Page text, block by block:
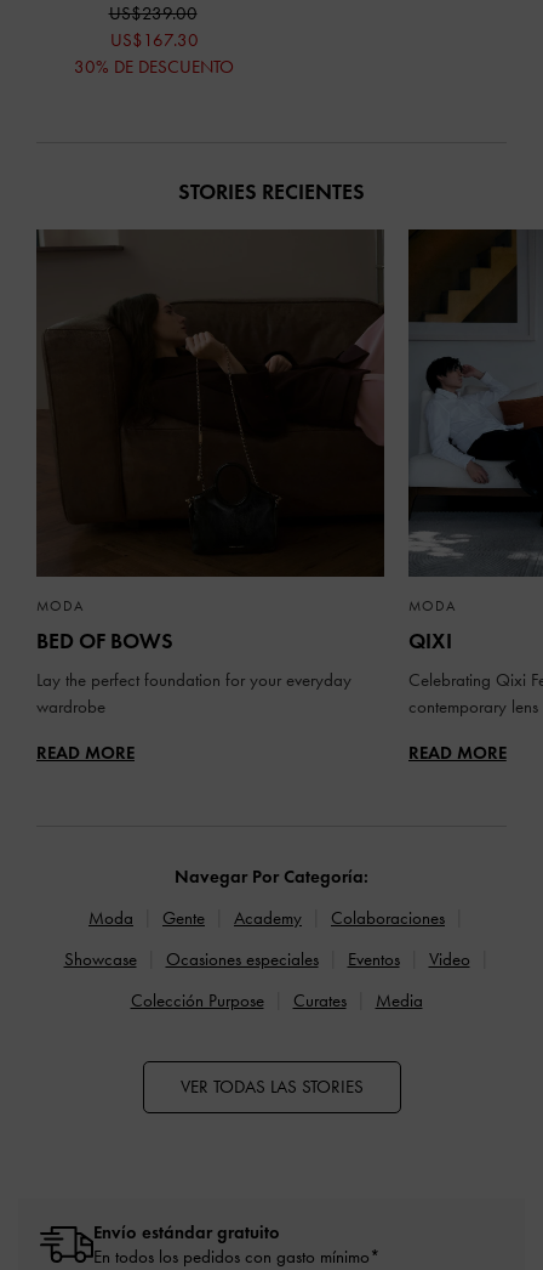
US$239.00
US$167.30
30% DE DESCUENTO
STORIES RECIENTES
MODA
BED OF BOWS
Lay the perfect foundation for your everyday
wardrobe
READ MORE
MODA
QIXI
Celebrating Qixi
contemporary lens
READ MORE
Navegar Por Categoría:
Moda
Gente Academy
Colaboraciones
Showcase
Ocasiones especiales Eventos
Video
Colección Purpose
Curates Media
VER TODAS LAS STORIES
Envío estándar gratuito
En todos los pedidos con gasto mínimo*